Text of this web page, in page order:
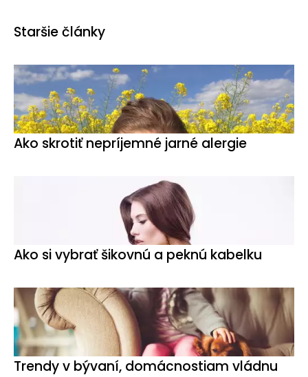
Staršie články
Ako skrotiť nepríjemné jarné alergie
Ako si vybrať šikovnú a peknú kabelku
Trendy v bývaní, domácnostiam vládnu